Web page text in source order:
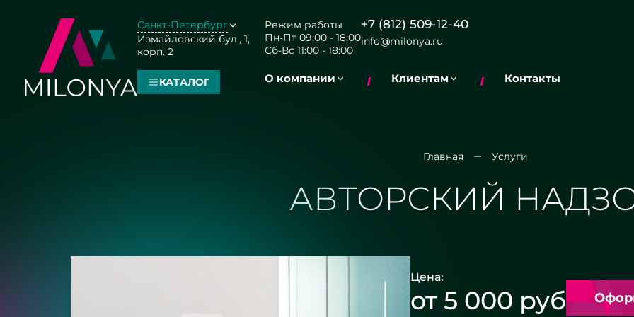
Санкт-Петербург
Измайловский бул., 1,
корп. 2
Режим работы
Пн-Пт 09:00 - 18:00
Сб-Вс 11:00 - 18:00
+7 (812) 509-12-40
info@milonya.ru
КАТАЛОГ О компании Клиентам Контакты
Главная Услуги
АВТОРСКИЙ
Цена:
от 5 000 руб